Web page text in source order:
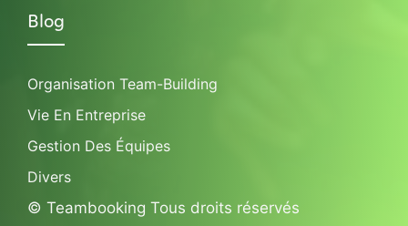
Blog
Organisation Team-Building
Vie En Entreprise
Gestion Des Équipes
Divers
© Teambooking Tous droits réservés